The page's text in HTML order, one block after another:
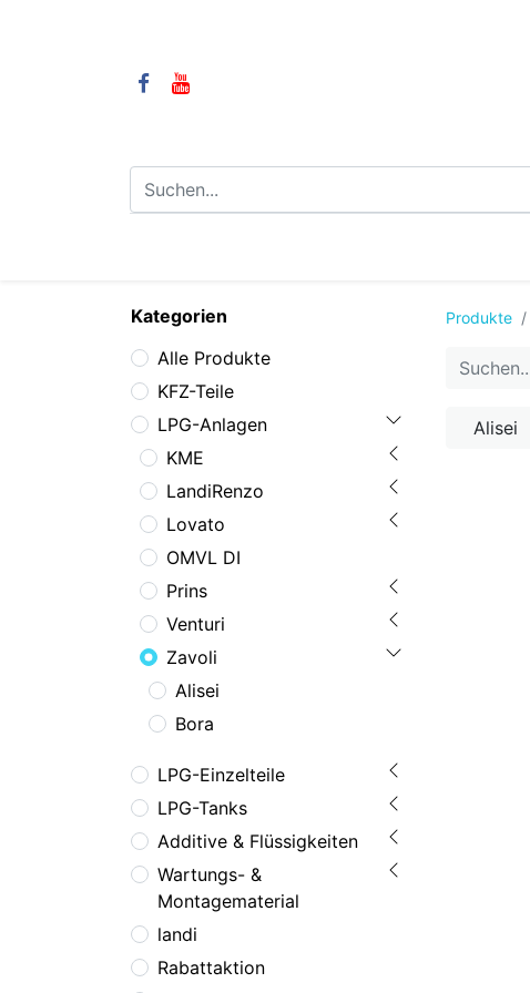
Kategorien
Alle Produkte
KFZ-Teile
LPG-Anlagen
KME
LandiRenzo
Lovato
OMVL DI
Prins
Venturi
Zavoli
Alisei
Bora
LPG-Einzelteile
LPG-Tanks
Additive & Flüssigkeiten
Wartungs- &
Montagematerial
landi
Rabattaktion
Produkte
Alisei